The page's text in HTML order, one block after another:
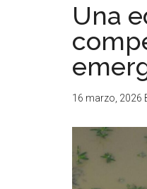
Una
16 marzo, 2026